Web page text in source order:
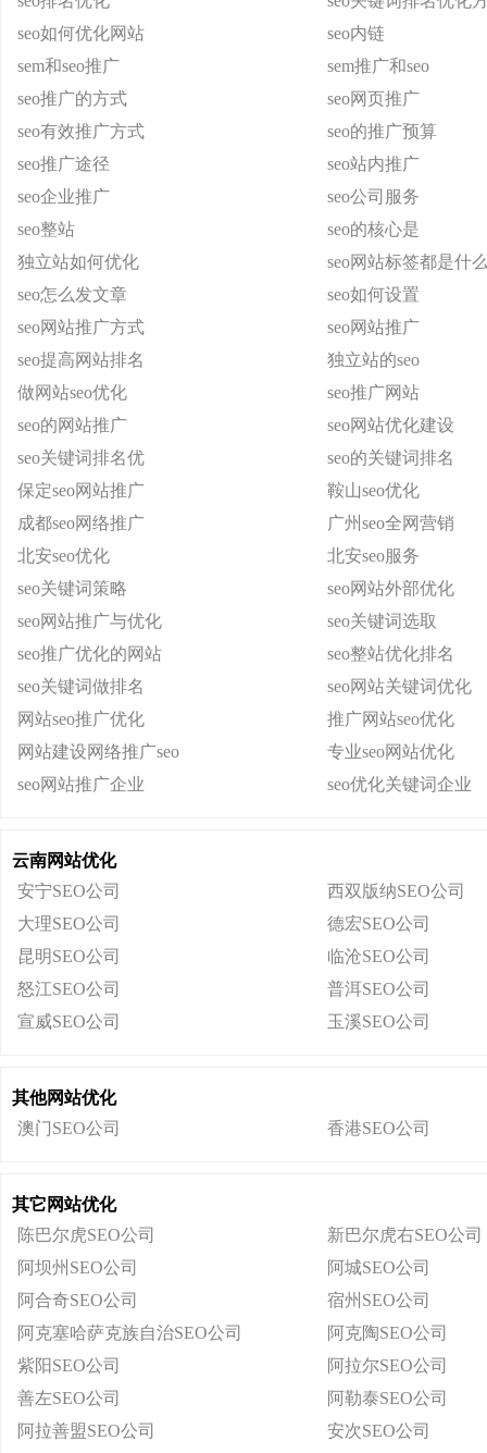
seo如何优化网站
seo内链
sem和seo推广
sem推广和seo
seo推广的方式
seo网页推广
seo有效推广方式
seo的推广预算
seo推广途径
seo站内推广
seo企业推广
seo公司服务
seo整站
seo的核心是
独立站如何优化
seo网站标签都是什
seo怎么发文章
seo如何设置
seo网站推广方式
seo网站推广
seo提高网站排名
独立站的seo
做网站seo优化
seo推广网站
seo的网站推广
seo网站优化建设
seo关键词排名优
seo的关键词排名
保定seo网站推广
鞍山seo优化
成都seo网络推广
广州seo全网营销
北安seo优化
北安seo服务
seo关键词策略
seo网站外部优化
seo网站推广与优化
seo关键词选取
seo推广优化的网站
seo整站优化排名
seo关键词做排名
seo网站关键词优化
网站seo推广优化
推广网站seo优化
网站建设网络推广seo
专业seo网站优化
seo网站推广企业
seo优化关键词企业
云南网站优化
安宁SEO公司
西双版纳SEO公司
大理SEO公司
德宏SEO公司
昆明SEO公司
临沧SEO公司
怒江SEO公司
普洱SEO公司
宣威SEO公司
玉溪SEO公司
其他网站优化
澳门SEO公司
香港SEO公司
其它网站优化
陈巴尔虎SEO公司
新巴尔虎右SEO公司
阿坝州SEO公司
阿城SEO公司
阿合奇SEO公司
宿州SEO公司
阿克塞哈萨克族自治SEO公司
阿克陶SEO公司
紫阳SEO公司
阿拉尔SEO公司
善左SEO公司
阿勒泰SEO公司
阿拉善盟SEO公司
安次SEO公司